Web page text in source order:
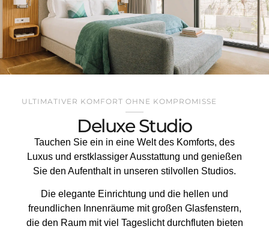
ULTIMATIVER KOMFORT OHNE KOMPROMISSE
Deluxe Studio
Tauchen Sie ein in eine Welt des Komforts, des
Luxus und erstklassiger Ausstattung und genießen
Sie den Aufenthalt in unseren stilvollen Studios.
Die elegante Einrichtung und die hellen und
freundlichen Innenräume mit großen Glasfenstern,
die den Raum mit viel Tageslicht durchfluten bieten